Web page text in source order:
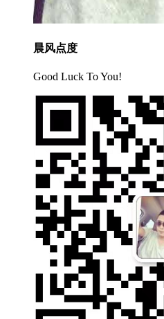
晨风点度
Good Luck To You!